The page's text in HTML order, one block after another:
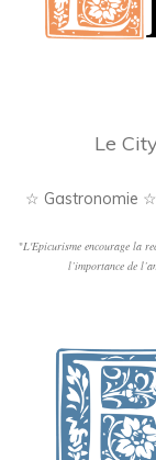
Le
☆ Gastronomie
"L'Epicurisme encourage la
l’importance de